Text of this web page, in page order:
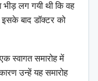
लग गयी थी कि वह
बाद डॉक्टर को
स्वागत समारोह में
उन्हें यह समारोह